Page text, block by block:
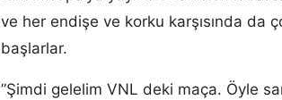
ve her endişe ve korku karşısında da
başlarlar.
”Şimdi gelelim VNL deki maça. Öyle